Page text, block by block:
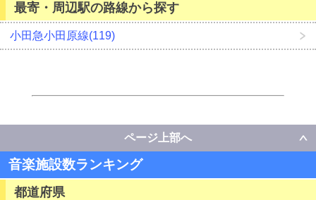
最寄・周辺駅の路線から探す
小田急小田原線(119)
ページ上部へ
音楽施設数ランキング
都道府県